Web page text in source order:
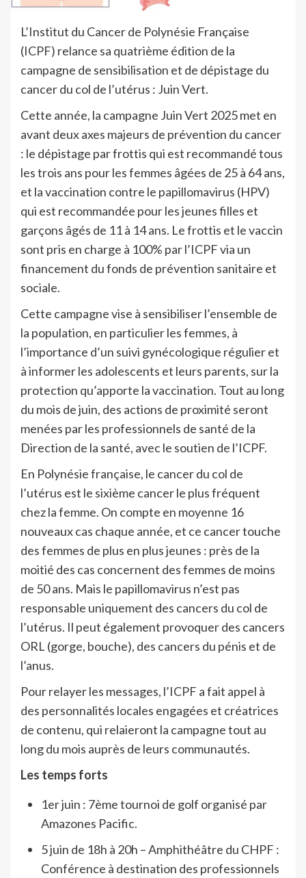
L’Institut du Cancer de Polynésie Française
(ICPF) relance sa quatrième édition de la
campagne de sensibilisation et de dépistage du
cancer du col de l’utérus : Juin Vert.
Cette année, la campagne Juin Vert 2025 met en
avant deux axes majeurs de prévention du cancer
: le dépistage par frottis qui est recommandé tous
les trois ans pour les femmes âgées de 25 à 64 ans,
et la vaccination contre le papillomavirus (HPV)
qui est recommandée pour les jeunes filles et
garçons âgés de 11 à 14 ans. Le frottis et le vaccin
sont pris en charge à 100% par l’ICPF via un
financement du fonds de prévention sanitaire et
sociale.
Cette campagne vise à sensibiliser l’ensemble de
la population, en particulier les femmes, à
l’importance d’un suivi gynécologique régulier et
à informer les adolescents et leurs parents, sur la
protection qu’apporte la vaccination. Tout au long
du mois de juin, des actions de proximité seront
menées par les professionnels de santé de la
Direction de la santé, avec le soutien de l’ICPF.
En Polynésie française, le cancer du col de
l’utérus est le sixième cancer le plus fréquent
chez la femme. On compte en moyenne 16
nouveaux cas chaque année, et ce cancer touche
des femmes de plus en plus jeunes : près de la
moitié des cas concernent des femmes de moins
de 50 ans. Mais le papillomavirus n’est pas
responsable uniquement des cancers du col de
l’utérus. Il peut également provoquer des cancers
ORL (gorge, bouche), des cancers du pénis et de
l’anus.
Pour relayer les messages, l’ICPF a fait appel à
des personnalités locales engagées et créatrices
de contenu, qui relaieront la campagne tout au
long du mois auprès de leurs communautés.
Les temps forts
1er juin : 7ème tournoi de golf organisé par
Amazones Pacific.
5 juin de 18h à 20h – Amphithéâtre du CHPF :
Conférence à destination des professionnels